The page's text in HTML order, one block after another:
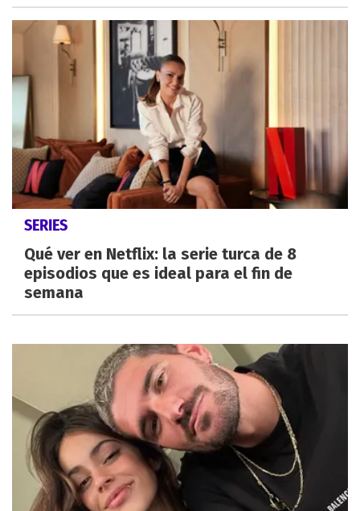
SERIES
Qué ver en Netflix: la serie turca de 8
episodios que es ideal para el fin de
semana